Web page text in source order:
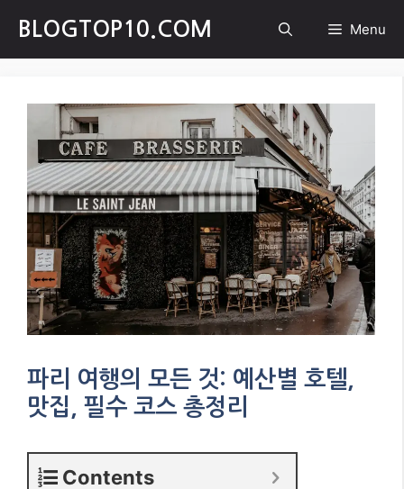
content
BLOGTOP10.COM Menu
파리 여행의 모든 것: 예산별 호텔,
맛집, 필수 코스 총정리
Contents